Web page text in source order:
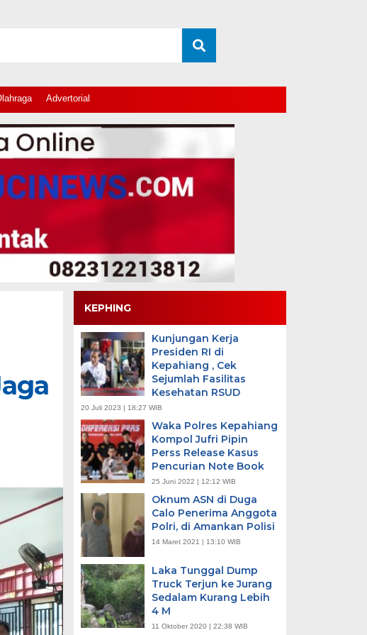
Advertorial
KEPHING
Kunjungan Kerja
Presiden RI di
Kepahiang , Cek
Sejumlah Fasilitas
Kesehatan RSUD
20 Juli 2023 | 18:27 WIB
Waka Polres Kepahiang
Kompol Jufri Pipin
Perss Release Kasus
Pencurian Note Book
25 Juni 2022 | 12:12 WIB
Oknum ASN di Duga
Calo Penerima Anggota
Polri, di Amankan Polisi
14 Maret 2021 | 13:10 WIB
Laka Tunggal Dump
Truck Terjun ke Jurang
Sedalam Kurang Lebih
4 M
11 Oktober 2020 | 22:38 WIB